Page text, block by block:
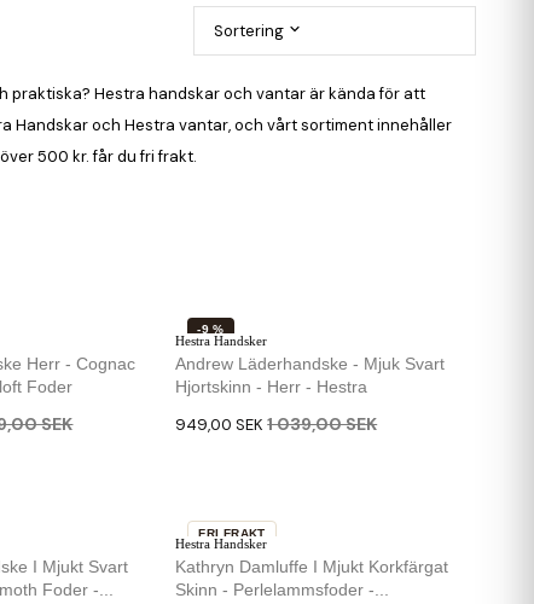
Sortering
praktiska? Hestra handskar och vantar är kända för att
Handskar och Hestra vantar, och vårt sortiment innehåller
500 kr. får du fri frakt.
Herr - Cognac
Foder
SEK
Hestra Handsker
Andrew Läderhandske - Mjuk Svart
Hjortskinn - Herr - Hestra
949,00 SEK 1 039,00 SEK
-9 %
I Mjukt Svart
Foder -...
Hestra Handsker
Kathryn Damluffe I Mjukt Korkfärgat
Skinn - Perlelammsfoder -...
-5 %
FRI FRAKT